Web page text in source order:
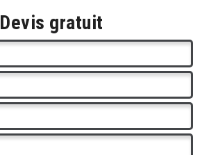
Devis gratuit